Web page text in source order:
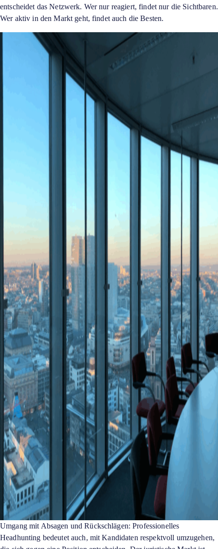
entscheidet das Netzwerk. Wer nur reagiert, findet nur die Sichtbaren.
Wer aktiv in den Markt geht, findet auch die Besten.
Umgang mit Absagen und Rückschlägen: Professionelles
Headhunting bedeutet auch, mit Kandidaten respektvoll umzugehen,